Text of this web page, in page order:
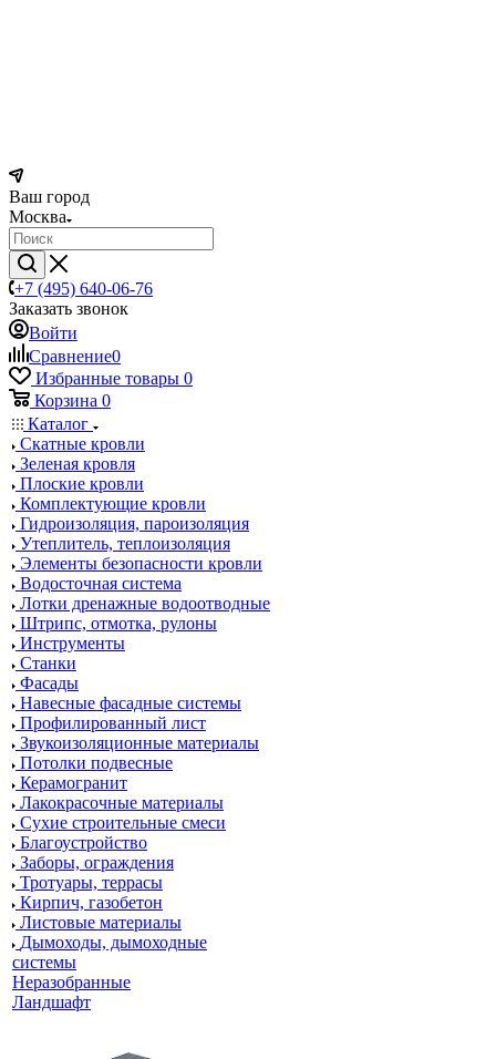
Ваш город
Москва
+7 (495) 640-06-76
Заказать звонок
Войти
Сравнение0
Избранные товары 0
Корзина 0
Каталог
Скатные кровли
Зеленая кровля
Плоские кровли
Комплектующие кровли
Гидроизоляция, пароизоляция
Утеплитель, теплоизоляция
Элементы безопасности кровли
Водосточная система
Лотки дренажные водоотводные
Штрипс, отмотка, рулоны
Инструменты
Станки
Фасады
Навесные фасадные системы
Профилированный лист
Звукоизоляционные материалы
Потолки подвесные
Керамогранит
Лакокрасочные материалы
Сухие строительные смеси
Благоустройство
Заборы, ограждения
Тротуары, террасы
Кирпич, газобетон
Листовые материалы
Дымоходы, дымоходные
системы
Неразобранные
Ландшафт